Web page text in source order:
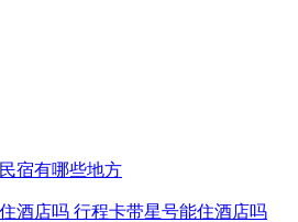
宿有哪些地方
酒店吗 行程卡带星号能住酒店吗